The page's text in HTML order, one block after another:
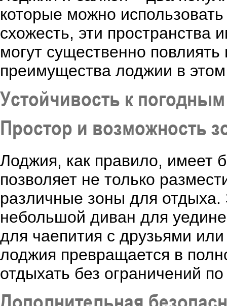
которые можно
схожесть, эти пространства
могут существенно
преимущества лоджии в этом
Устойчивость к
Простор и возможность
Лоджия, как правило, имеет
позволяет не только
различные зоны для отдыха.
небольшой диван для
для чаепития с друзьями
лоджия превращается в
отдыхать без ограничений по